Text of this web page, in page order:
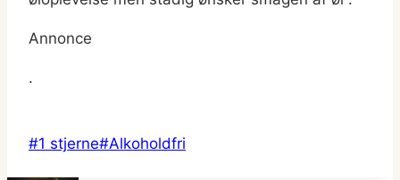
Annonce
.
Indlæg-
#1 stjerne#Alkoholdfri